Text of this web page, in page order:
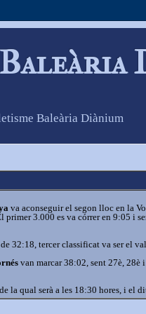
Baleària Diànium
va aconseguir el segon lloc en la
3.000 es va córrer en 9:05 i
tercer classificat va ser el
van marcar 38:02, sent 27è, 28è
la qual serà a les 18:30 hores, i el